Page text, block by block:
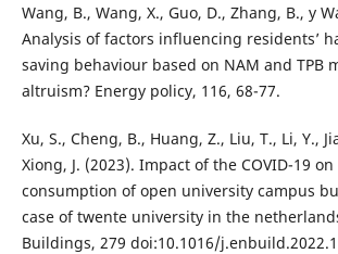
Wang, B., Wang, X., Guo, D., Zhang, B., y
Analysis of factors influencing residents’
saving behaviour based on NAM and TPB
altruism? Energy policy, 116, 68-77.
Xu, S., Cheng, B., Huang, Z., Liu, T., Li, Y.,
Xiong, J. (2023). Impact of the COVID-19
consumption of open university campus
case of twente university in the
Buildings, 279 doi:10.1016/